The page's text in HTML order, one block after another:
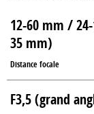
12-60 mm /
35 mm)
Distance focale
F3,5 (grand